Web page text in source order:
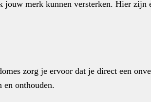
merk kunnen versterken. Hier zijn
zorg je ervoor dat je direct een
onthouden.